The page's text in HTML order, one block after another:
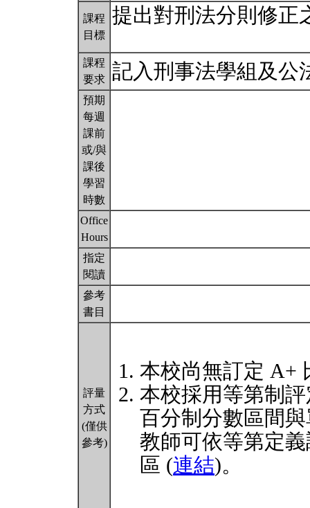
課程
目標
提出對刑法分則修正
課程
要求 記入刑事法學組及公
預期
每週
課前
或/與
課後
學習
時數
Office
Hours
指定
閱讀
參考
書目
評量
方式
(僅供
參考)
本校尚無訂定 A+
本校採用等第制
百分制分數區間
教師可依等第定
區 (連結)。